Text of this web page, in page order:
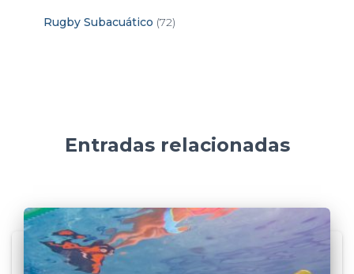
Rugby Subacuático (72)
Entradas relacionadas